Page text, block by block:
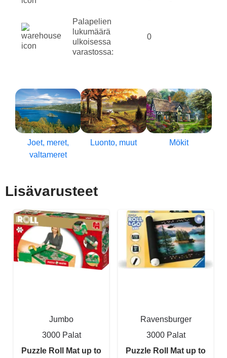
Palapelien
lukumäärä
ulkoisessa
varastossa:
0
Joet, meret,
valtameret
Luonto, muut Mökit
Lisävarusteet
Jumbo
3000 Palat
Puzzle Roll Mat up to
Ravensburger
3000 Palat
Puzzle Roll Mat up to